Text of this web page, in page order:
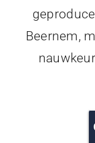
Beernem,